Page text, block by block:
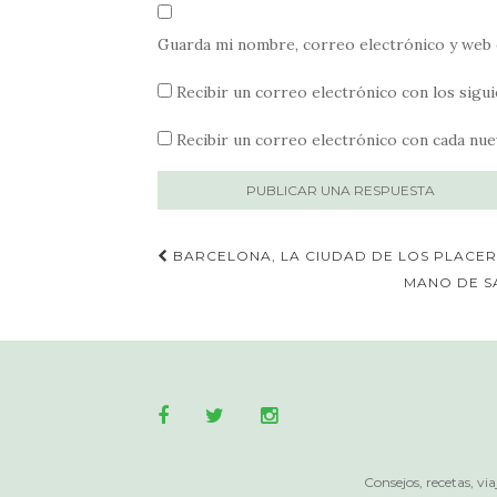
Guarda mi nombre, correo electrónico y
Recibir un correo electrónico con los
Recibir un correo electrónico con cada
Publica
BARCELONA, LA CIUDAD DE LOS
MANO DE
Consejos, recetas,